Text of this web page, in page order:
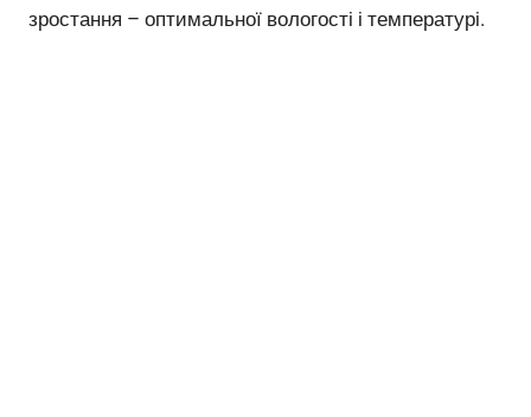
зростання – оптимальної вологості і температурі.